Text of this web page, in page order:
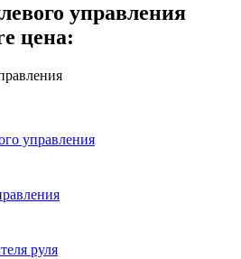
управления
цена:
управления
руля